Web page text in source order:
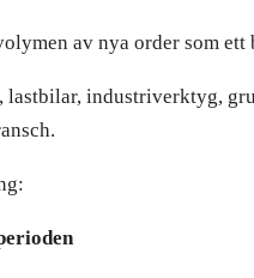
av nya order som
lastbilar, industriverktyg,